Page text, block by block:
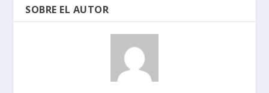
SOBRE EL AUTOR